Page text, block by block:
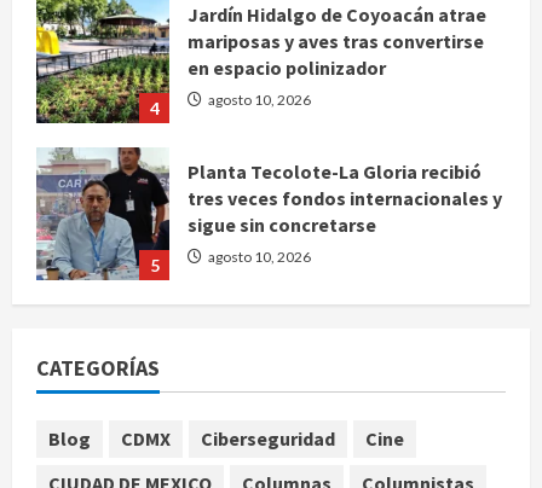
4
Jardín Hidalgo de Coyoacán atrae
mariposas y aves tras convertirse
en espacio polinizador
agosto 10, 2026
5
Planta Tecolote-La Gloria recibió
tres veces fondos internacionales y
sigue sin concretarse
agosto 10, 2026
CATEGORÍAS
Blog CDMX Ciberseguridad
Cine